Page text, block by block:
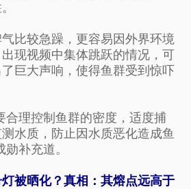
较急躁，更容易因外界环境
现视频中集体跳跃的情况，可
巨大声响，使得鱼群受到惊吓
理控制鱼群的密度，适度捕
水质，防止因水质恶化造成鱼
补充道。
被晒化？真相：其熔点远高于